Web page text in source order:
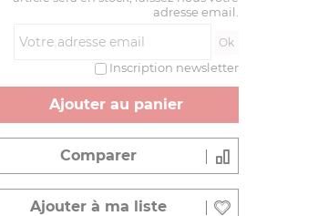
adresse email.
Inscription newsletter
Ajouter au panier
Comparer
Ajouter à ma liste